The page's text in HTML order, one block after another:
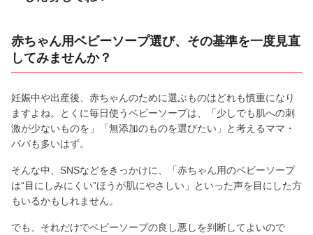
赤ちゃん用ベビーソープ選び、その基準を一度見直
してみませんか？
妊娠中や出産後、赤ちゃんのために選ぶものはどれも慎重になり
ますよね。とくに毎日使うベビーソープは、「少しでも肌への刺
激が少ないものを」「無添加のものを選びたい」と考えるママ・
パパも多いはず。
そんな中、SNSなどをきっかけに、「赤ちゃん用のベビーソープ
は“目にしみにくい”ほうが肌にやさしい」といった声を目にした方
もいるかもしれません。
でも、それだけでベビーソープの良し悪しを判断してよいので